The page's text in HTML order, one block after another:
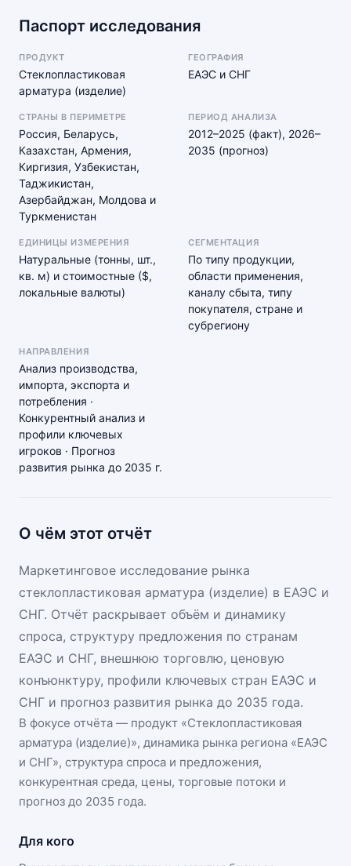
Паспорт исследования
ПРОДУКТ
Стеклопластиковая
арматура (изделие)
ГЕОГРАФИЯ
ЕАЭС и СНГ
СТРАНЫ В ПЕРИМЕТРЕ
Россия, Беларусь,
Казахстан, Армения,
Киргизия, Узбекистан,
Таджикистан,
Азербайджан, Молдова и
Туркменистан
ПЕРИОД АНАЛИЗА
2012–2025 (факт), 2026–
2035 (прогноз)
ЕДИНИЦЫ ИЗМЕРЕНИЯ
Натуральные (тонны, шт.,
кв. м) и стоимостные ($,
локальные валюты)
СЕГМЕНТАЦИЯ
По типу продукции,
области применения,
каналу сбыта, типу
покупателя, стране и
субрегиону
НАПРАВЛЕНИЯ
Анализ производства,
импорта, экспорта и
потребления ·
Конкурентный анализ и
профили ключевых
игроков · Прогноз
развития рынка до 2035 г.
О чём этот отчёт
Маркетинговое исследование рынка
стеклопластиковая арматура (изделие) в ЕАЭС и
СНГ. Отчёт раскрывает объём и динамику
спроса, структуру предложения по странам
ЕАЭС и СНГ, внешнюю торговлю, ценовую
конъюнктуру, профили ключевых стран ЕАЭС и
СНГ и прогноз развития рынка до 2035 года.
В фокусе отчёта — продукт «Стеклопластиковая
арматура (изделие)», динамика рынка региона «ЕАЭС
и СНГ», структура спроса и предложения,
конкурентная среда, цены, торговые потоки и
прогноз до 2035 года.
Для кого